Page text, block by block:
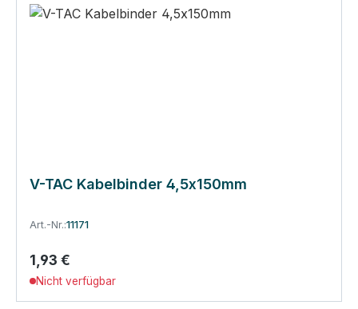
V-TAC Kabelbinder 4,5x150mm
Art.-Nr.:11171
Regulärer Preis:
1,93 €
Nicht verfügbar